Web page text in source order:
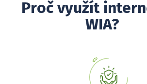
Proč využít
WIA?